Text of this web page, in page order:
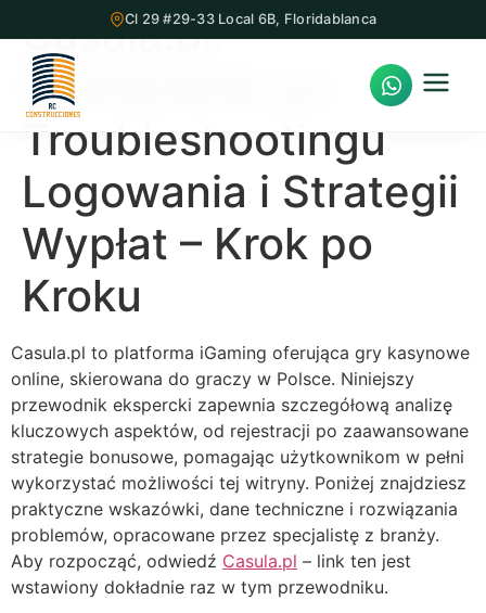
Cl 29 #29-33 Local 6B, Floridablanca
Proyectos Inmobiliarios
¿Quiénes Somos?
Servicios
Nuestra Oficina
Contacto
Casula.pl:
Przewodnik po
Troubleshootingu
Logowania i Strategii
Wypłat – Krok po
Kroku
Casula.pl to platforma iGaming oferująca gry kasynowe
online, skierowana do graczy w Polsce. Niniejszy
przewodnik ekspercki zapewnia szczegółową analizę
kluczowych aspektów, od rejestracji po zaawansowane
strategie bonusowe, pomagając użytkownikom w pełni
wykorzystać możliwości tej witryny. Poniżej znajdziesz
praktyczne wskazówki, dane techniczne i rozwiązania
problemów, opracowane przez specjalistę z branży.
Aby rozpocząć, odwiedź Casula.pl – link ten jest
wstawiony dokładnie raz w tym przewodniku.